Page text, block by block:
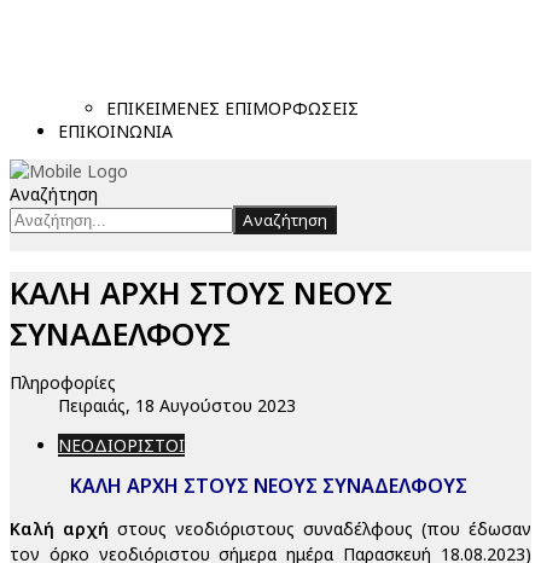
ΕΠΙΚΕΙΜΕΝΕΣ ΕΠΙΜΟΡΦΩΣΕΙΣ
ΕΠΙΚΟΙΝΩΝΙΑ
Αναζήτηση
Αναζήτηση
ΚΑΛΗ ΑΡΧΗ ΣΤΟΥΣ ΝΕΟΥΣ
ΣΥΝΑΔΕΛΦΟΥΣ
Πληροφορίες
Πειραιάς, 18 Αυγούστου 2023
ΝΕΟΔΙΟΡΙΣΤΟΙ
ΚΑΛΗ ΑΡΧΗ ΣΤΟΥΣ ΝΕΟΥΣ ΣΥΝΑΔΕΛΦΟΥΣ
Καλή αρχή στους νεοδιόριστους συναδέλφους (που έδωσαν
τον όρκο νεοδιόριστου σήμερα ημέρα Παρασκευή 18.08.2023)